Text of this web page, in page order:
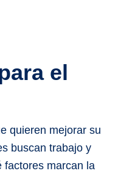
el
quieren mejorar su
buscan trabajo y
factores marcan la